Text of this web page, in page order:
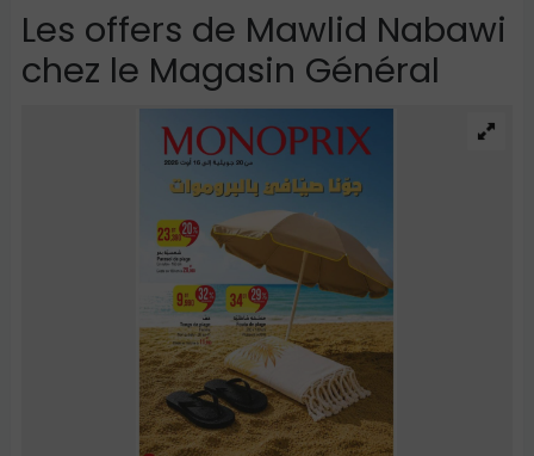
Les offers de Mawlid Nabawi
chez le Magasin Général